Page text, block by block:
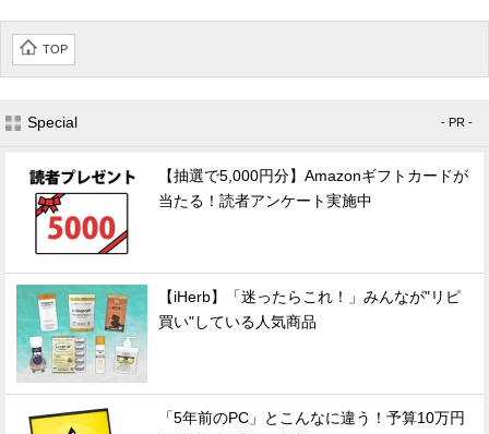
TOP
Special - PR -
【抽選で5,000円分】Amazonギフトカードが
当たる！読者アンケート実施中
【iHerb】「迷ったらこれ！」みんなが"リピ
買い"している人気商品
「5年前のPC」とこんなに違う！予算10万円